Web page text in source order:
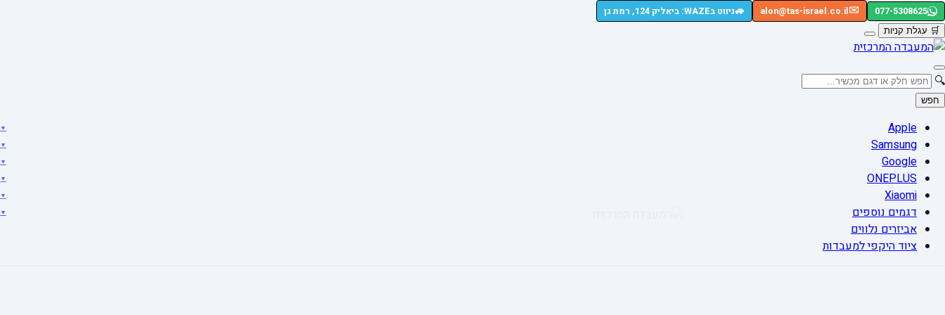
077-5308625
✉️
alon@tas-israel.co.il
🚙ניווט בWAZE: ביאליק 124, רמת גן
🛒 עגלת קניות
🔍
חפש
Apple
Samsung
Google
ONEPLUS
Xiaomi
דגמים נוספים
אביזרים נלווים
ציוד היקפי למעבדות